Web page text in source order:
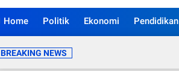
Home Politik Ekonomi Pendidikan
BREAKING NEWS